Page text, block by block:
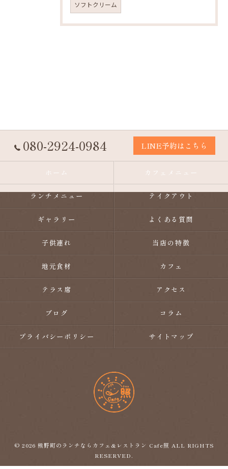
ソフトクリーム
080-2924-0984 LINE予約はこちら
ホーム カフェメニュー
ランチメニュー テイクアウト
ギャラリー よくある質問
子供連れ 当店の特徴
地元食材 カフェ
テラス席 アクセス
ブログ コラム
プライバシーポリシー サイトマップ
© 2026 熊野町のランチならカフェ&レストラン Cafe照 ALL RIGHTS
RESERVED.